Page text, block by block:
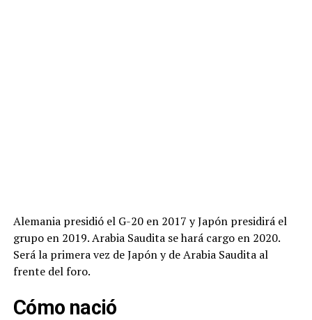
Alemania presidió el G-20 en 2017 y Japón presidirá el
grupo en 2019. Arabia Saudita se hará cargo en 2020.
Será la primera vez de Japón y de Arabia Saudita al
frente del foro.
Cómo nació